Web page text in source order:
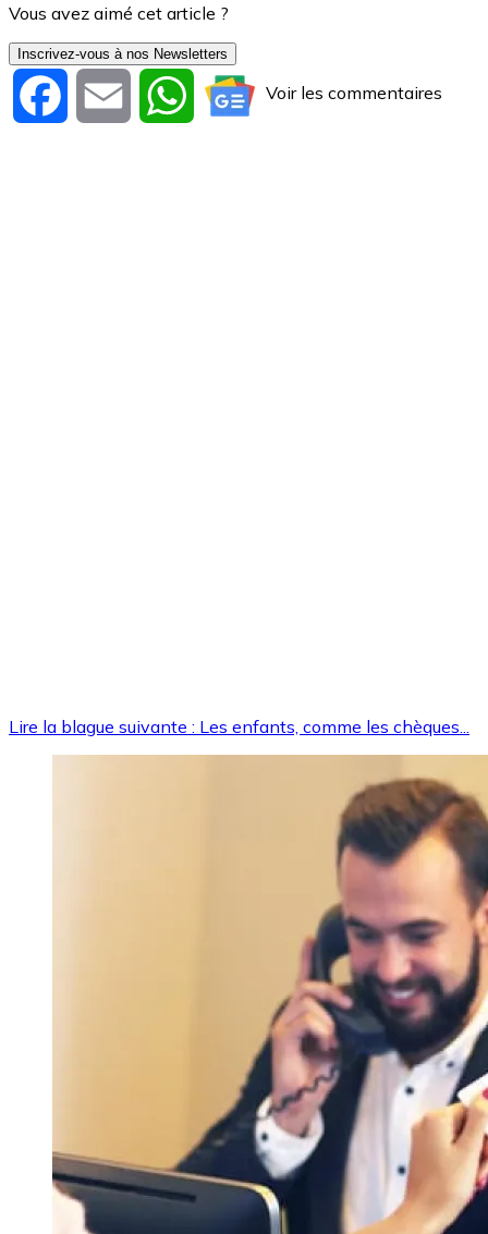
Vous avez aimé cet article ?
Inscrivez-vous à nos Newsletters
Facebook Email WhatsAppVoir les commentaires
Lire la blague suivante : Les enfants, comme les chèques...